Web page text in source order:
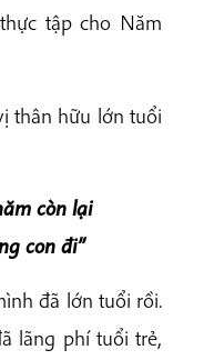
tập cho Năm
thân hữu lớn tuổi
còn lại
con đi”
đã lớn tuổi rồi.
lãng phí tuổi trẻ,